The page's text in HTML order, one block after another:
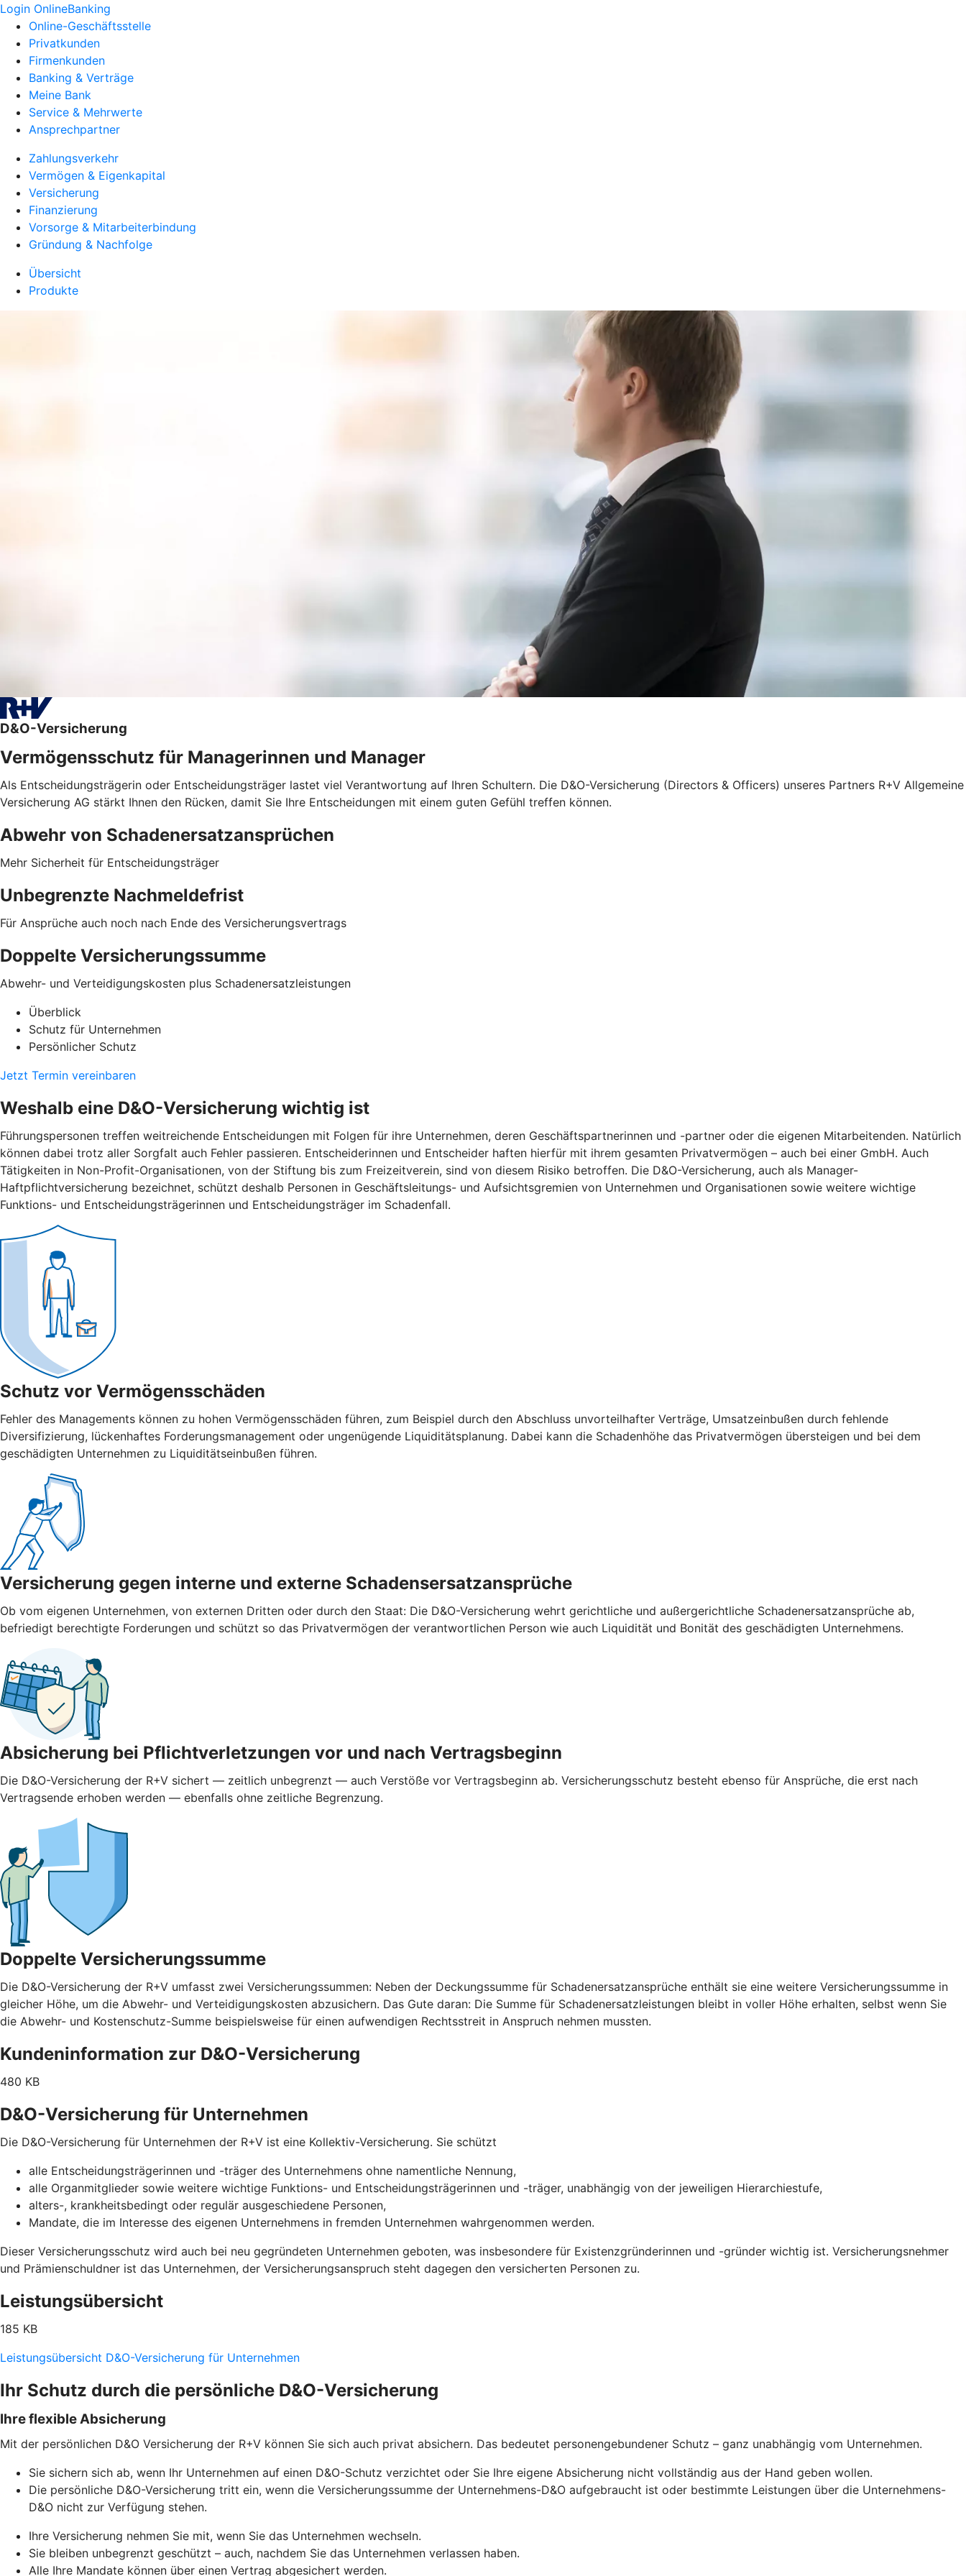
Login OnlineBanking
Online-Geschäftsstelle
Privatkunden
Firmenkunden
Banking & Verträge
Meine Bank
Service & Mehrwerte
Ansprechpartner
Zahlungsverkehr
Vermögen & Eigenkapital
Versicherung
Finanzierung
Vorsorge & Mitarbeiterbindung
Gründung & Nachfolge
Übersicht
Produkte
D&O-Versicherung
Vermögensschutz für Managerinnen und Manager
Als Entscheidungsträgerin oder Entscheidungsträger lastet viel Verantwortung auf Ihren Schultern. Die D&O-Versicherung (Directors & Officers) unseres Partners R+V Allgemeine
Versicherung AG stärkt Ihnen den Rücken, damit Sie Ihre Entscheidungen mit einem guten Gefühl treffen können.
Abwehr von ­Schadenersatzansprüchen
Mehr Sicherheit für Entscheidungsträger
Unbegrenzte Nachmeldefrist
Für Ansprüche auch noch nach Ende des Versicherungsvertrags
Doppelte Versicherungssumme
Abwehr- und Verteidigungskosten plus Schadenersatzleistungen
Überblick
Schutz für Unternehmen
Persönlicher Schutz
Jetzt Termin vereinbaren
Weshalb eine D&O-Versicherung wichtig ist
Führungspersonen treffen weitreichende Entscheidungen mit Folgen für ihre Unternehmen, deren Geschäftspartnerinnen und -partner oder die eigenen Mitarbeitenden. Natürlich
können dabei trotz aller Sorgfalt auch Fehler passieren. Entscheiderinnen und Entscheider haften hierfür mit ihrem gesamten Privatvermögen – auch bei einer GmbH. Auch
Tätigkeiten in Non-Profit-Organisationen, von der Stiftung bis zum Freizeitverein, sind von diesem Risiko betroffen. Die D&O-Versicherung, auch als Manager-
Haftpflichtversicherung bezeichnet, schützt deshalb Personen in Geschäftsleitungs- und Aufsichtsgremien von Unternehmen und Organisationen sowie weitere wichtige
Funktions- und Entscheidungsträgerinnen und Entscheidungsträger im Schadenfall.
Schutz vor Vermögensschäden
Fehler des Managements können zu hohen Vermögensschäden führen, zum Beispiel durch den Abschluss unvorteilhafter Verträge, Umsatzeinbußen durch fehlende
Diversifizierung, lückenhaftes Forderungsmanagement oder ungenügende Liquiditätsplanung. Dabei kann die Schadenhöhe das Privatvermögen übersteigen und bei dem
geschädigten Unternehmen zu Liquiditätseinbußen führen.
Versicherung gegen interne und ­externe ­Schadensersatzansprüche
Ob vom eigenen Unternehmen, von externen Dritten oder durch den Staat: Die D&O-Versicherung wehrt gerichtliche und außergerichtliche Schadenersatzansprüche ab,
befriedigt berechtigte Forderungen und schützt so das Privatvermögen der verantwortlichen Person wie auch Liquidität und Bonität des geschädigten Unternehmens.
Absicherung bei Pflichtverletzungen vor und nach ­Vertragsbeginn
Die D&O-Versicherung der R+V sichert — zeitlich unbegrenzt — auch Verstöße vor Vertragsbeginn ab. Versicherungsschutz besteht ebenso für Ansprüche, die erst nach
Vertragsende erhoben werden — ebenfalls ohne zeitliche Begrenzung.
Doppelte Versicherungssumme
Die D&O-Versicherung der R+V umfasst zwei Versicherungssummen: Neben der Deckungssumme für Schadenersatzansprüche enthält sie eine weitere Versicherungssumme in
gleicher Höhe, um die Abwehr- und Verteidigungskosten abzusichern. Das Gute daran: Die Summe für Schadenersatzleistungen bleibt in voller Höhe erhalten, selbst wenn Sie
die Abwehr- und Kostenschutz-Summe beispielsweise für einen aufwendigen Rechtsstreit in Anspruch nehmen mussten.
Kundeninformation zur D&O-Versicherung
480 KB
D&O-Versicherung für Unternehmen
Die D&O-Versicherung für Unternehmen der R+V ist eine Kollektiv-Versicherung. Sie schützt
alle Entscheidungsträgerinnen und -träger des Unternehmens ohne namentliche Nennung,
alle Organmitglieder sowie weitere wichtige Funktions- und Entscheidungsträgerinnen und -träger, unabhängig von der jeweiligen Hierarchiestufe,
alters-, krankheitsbedingt oder regulär ausgeschiedene Personen,
Mandate, die im Interesse des eigenen Unternehmens in fremden Unternehmen wahrgenommen werden.
Dieser Versicherungsschutz wird auch bei neu gegründeten Unternehmen geboten, was insbesondere für Existenzgründerinnen und -gründer wichtig ist. Versicherungsnehmer
und Prämienschuldner ist das Unternehmen, der Versicherungsanspruch steht dagegen den versicherten Personen zu.
Leistungsübersicht
185 KB
Leistungsübersicht D&O-Versicherung für Unternehmen
Ihr Schutz durch die persönliche D&O-Versicherung
Ihre flexible Absicherung
Mit der persönlichen D&O Versicherung der R+V können Sie sich auch privat absichern. Das bedeutet personengebundener Schutz – ganz unabhängig vom Unternehmen.
Sie sichern sich ab, wenn Ihr Unternehmen auf einen D&O-Schutz verzichtet oder Sie Ihre eigene Absicherung nicht vollständig aus der Hand geben wollen.
Die persönliche D&O-Versicherung tritt ein, wenn die Versicherungssumme der Unternehmens-D&O aufgebraucht ist oder bestimmte Leistungen über die Unternehmens-
D&O nicht zur Verfügung stehen.
Ihre Versicherung nehmen Sie mit, wenn Sie das Unternehmen wechseln.
Sie bleiben unbegrenzt geschützt – auch, nachdem Sie das Unternehmen verlassen haben.
Alle Ihre Mandate können über einen Vertrag abgesichert werden.